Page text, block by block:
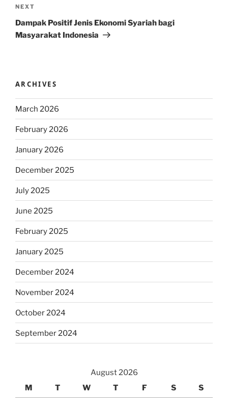
Next
Post
NEXT
Dampak Positif Jenis Ekonomi Syariah bagi
Masyarakat Indonesia
ARCHIVES
March 2026
February 2026
January 2026
December 2025
July 2025
June 2025
February 2025
January 2025
December 2024
November 2024
October 2024
September 2024
August 2026
M
T W T F S S